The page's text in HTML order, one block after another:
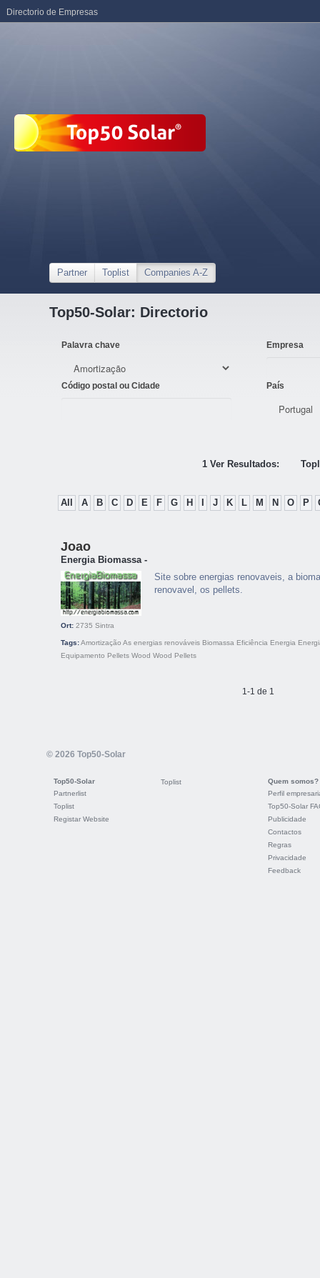
Partner Toplist Companies A-Z
Top50-Solar: Directorio
Palavra chave Empresa
Código postal ou Cidade País
1 Ver Resultados:
All A B C D E F G H J K L M N O P
Joao
Energia Biomassa -
Site sobre energias renovaveis, a
renovavel, os pellets.
Ort: 2735 Sintra
Tags:Amortização As energias renováveis Biomassa Eficiência Energia
Equipamento Pellets Wood Wood Pellets
1-1 de 1
© 2026 Top50-Solar
Top50-Solar
Partnerlist
Toplist
Registar Website
Toplist
Quem somos?
Perfil
Top50-Solar
Publicidade
Contactos
Regras
Privacidade
Feedback
Directorio de Empresas